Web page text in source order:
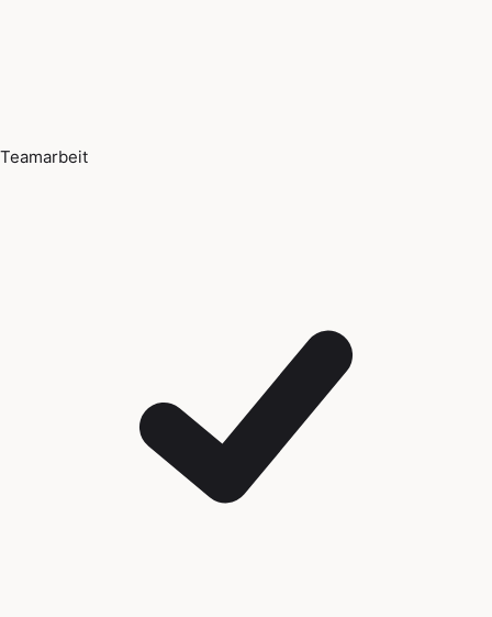
Teamarbeit